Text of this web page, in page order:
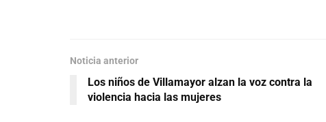
Noticia anterior
Los niños de Villamayor alzan la voz contra la
violencia hacia las mujeres